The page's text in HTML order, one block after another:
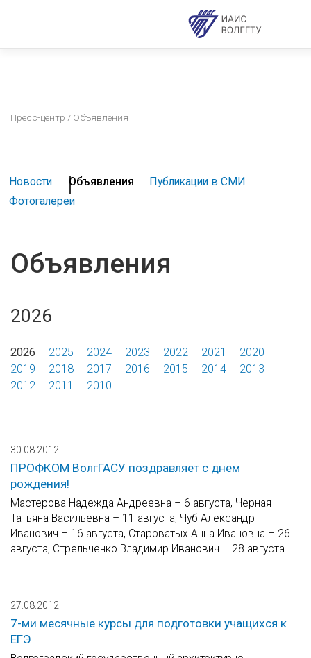
Пресс-центр / Объявления
Новости Объявления
Публикации в СМИ
Фотогалереи
Объявления
2026
2026 2025 2024 2023 2022 2021
2020
2019
2018 2017 2016 2015 2014
2013
2012
2011 2010
30.08.2012
ПРОФКОМ ВолгГАСУ поздравляет с днем
рождения!
Мастерова Надежда Андреевна – 6 августа, Черная
Татьяна Васильевна – 11 августа, Чуб Александр
Иванович – 16 августа, Староватых Анна Ивановна – 26
августа, Стрельченко Владимир Иванович – 28 августа.
27.08.2012
7-ми месячные курсы для подготовки учащихся к
ЕГЭ